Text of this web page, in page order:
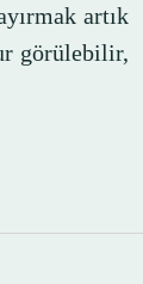
artık
görülebilir,